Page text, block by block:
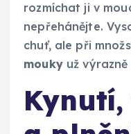
rozmíchat ji v
nepřehánějte.
chuť, ale při
moukyuž výrazně